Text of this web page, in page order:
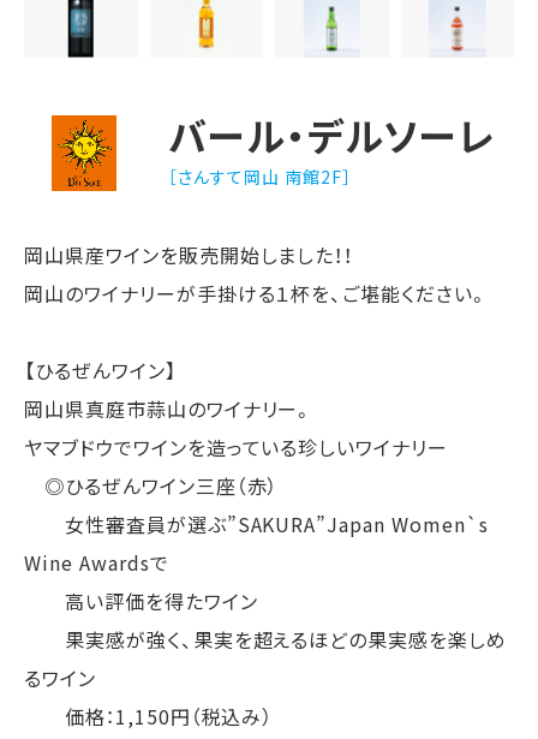
バール・デルソーレ
［さんすて岡山 南館2F］
岡山県産ワインを販売開始しました！！
岡山のワイナリーが手掛ける１杯を、ご堪能ください。
【ひるぜんワイン】
岡山県真庭市蒜山のワイナリー。
ヤマブドウでワインを造っている珍しいワイナリー
◎ひるぜんワイン三座（赤）
女性審査員が選ぶ”SAKURA”Japan Women`s
Wine Awardsで
高い評価を得たワイン
果実感が強く、果実を超えるほどの果実感を楽しめ
るワイン
価格：1,150円（税込み）